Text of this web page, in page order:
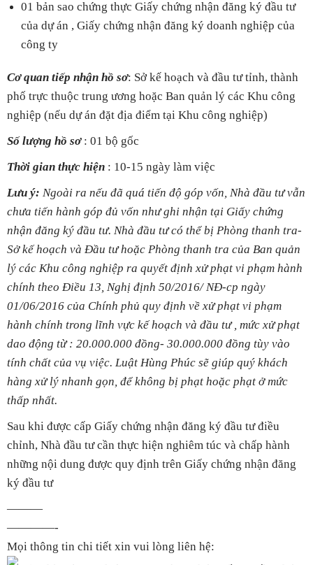
01 bản sao chứng thực Giấy chứng nhận đăng ký đầu tư
của dự án , Giấy chứng nhận đăng ký doanh nghiệp của
công ty
Cơ quan tiếp nhận hồ sơ: Sở kế hoạch và đầu tư tỉnh, thành
phố trực thuộc trung ương hoặc Ban quản lý các Khu công
nghiệp (nếu dự án đặt địa điểm tại Khu công nghiệp)
Số lượng hồ sơ: 01 bộ gốc
Thời gian thực hiện : 10-15 ngày làm việc
Lưu ý: Ngoài ra nếu đã quá tiến độ góp vốn, Nhà đầu tư vẫn
chưa tiến hành góp đủ vốn như ghi nhận tại Giấy chứng
nhận đăng ký đầu tư. Nhà đầu tư có thể bị Phòng thanh tra-
Sở kế hoạch và Đầu tư hoặc Phòng thanh tra của Ban quản
lý các Khu công nghiệp ra quyết định xử phạt vi phạm hành
chính theo Điều 13, Nghị định 50/2016/ NĐ-cp ngày
01/06/2016 của Chính phủ quy định về xử phạt vi phạm
hành chính trong lĩnh vực kế hoạch và đầu tư , mức xử phạt
dao động từ : 20.000.000 đồng- 30.000.000 đồng tùy vào
tính chất của vụ việc. Luật Hùng Phúc sẽ giúp quý khách
hàng xử lý nhanh gọn, để không bị phạt hoặc phạt ở mức
thấp nhất.
Sau khi được cấp Giấy chứng nhận đăng ký đầu tư điều
chỉnh, Nhà đầu tư cần thực hiện nghiêm túc và chấp hành
những nội dung được quy định trên Giấy chứng nhận đăng
ký đầu tư
———
————-
Mọi thông tin chi tiết xin vui lòng liên hệ: